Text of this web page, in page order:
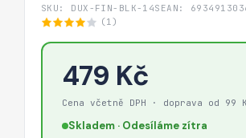
SKU: DUX-FIN-BLK-14S EAN:
(1)
479 Kč
Cena včetně DPH · doprava od 99
Skladem · Odesíláme zítra